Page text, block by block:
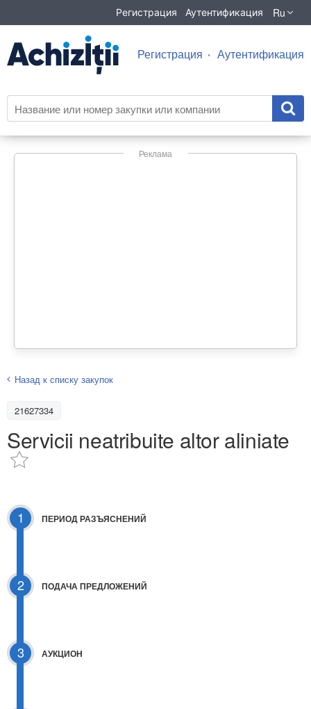
Регистрация Аутентификация Ru
Регистрация Аутентификация
Реклама
Назад к списку закупок
21627334
Servicii neatribuite altor aliniate
1 ПЕРИОД РАЗЪЯСНЕНИЙ
2 ПОДАЧА ПРЕДЛОЖЕНИЙ
3 АУКЦИОН